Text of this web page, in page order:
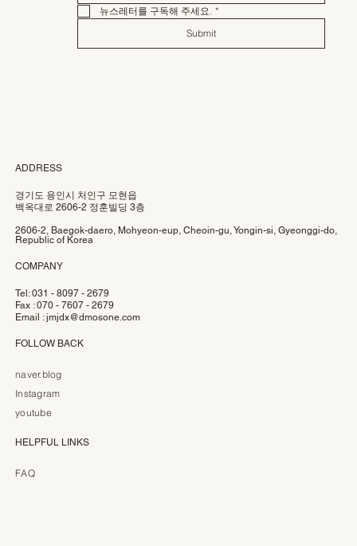
뉴스레터를 구독해 주세요.
*
Submit
ADDRESS
경기도 용인시 처인구 모현읍
백옥대로 2606-2 정훈빌딩 3층
2606-2, Baegok-daero, Mohyeon-eup, Cheoin-gu, Yongin-si, Gyeonggi-do,
Republic of Korea
COMPANY
Tel: 031 - 8097 - 2679
Fax : 070 - 7607 - 2679
Email :jmjdx@dmosone.com
FOLLOW BACK
naver.blog
Instagram
youtube
HELPFUL LINKS
FAQ